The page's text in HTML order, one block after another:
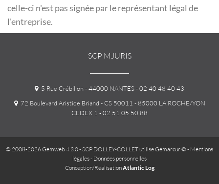
celle-ci n'est pas signée par le représentant légal de
l'entreprise.
SCP MJURIS
5 Rue Crébillon - 44000 NANTES- 02 40 48 40 43
72 Boulevard Aristide Briand - CS 50011 - 85000 LA ROCHE/YON
CEDEX 1 - 02 51 05 50 88
© 2008-2026 Gemweb 4.3.0- SCP DOLLEY-COLLET utiliseGemarcur © - Mentions
légales- Données personnelles
Conception/RéalisationAtlantic Log